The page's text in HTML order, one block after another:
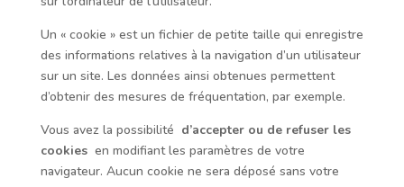
Un « cookie » est un fichier de petite taille qui enregistre
des informations relatives à la navigation d’un utilisateur
sur un site. Les données ainsi obtenues permettent
d’obtenir des mesures de fréquentation, par exemple.
Vous avez la possibilité d’accepter ou de refuser les
cookies en modifiant les paramètres de votre
navigateur. Aucun cookie ne sera déposé sans votre